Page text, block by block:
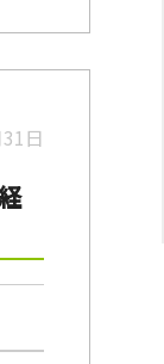
日